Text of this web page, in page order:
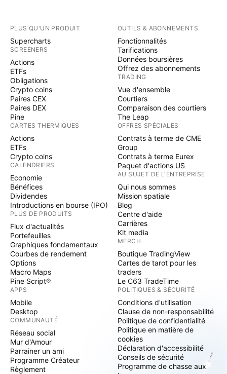
PLUS QU'UN PRODUIT
Supercharts
SCREENERS
Actions
ETFs
Obligations
Crypto coins
Paires CEX
Paires DEX
Pine
CARTES THERMIQUES
Actions
ETFs
Crypto coins
CALENDRIERS
Economie
Bénéfices
Dividendes
Introductions en bourse (IPO)
PLUS DE PRODUITS
Flux d'actualités
Portefeuilles
Graphiques fondamentaux
Courbes de rendement
Options
Macro Maps
Pine Script®
APPS
Mobile
Desktop
COMMUNAUTÉ
Réseau social
Mur d'Amour
Parrainer un ami
Programme Créateur
Règlement
OUTILS & ABONNEMENTS
Fonctionnalités
Tarifications
Données boursières
Offrez des abonnements
TRADING
Vue d'ensemble
Courtiers
Comparaison des courtiers
The Leap
OFFRES SPÉCIALES
Contrats à terme de CME
Group
Contrats à terme Eurex
Paquet d'actions US
AU SUJET DE L'ENTREPRISE
Qui nous sommes
Mission spatiale
Blog
Centre d'aide
Carrières
Kit media
MERCH
Boutique TradingView
Cartes de tarot pour les
traders
Le C63 TradeTime
POLITIQUES & SÉCURITÉ
Conditions d'utilisation
Clause de non-responsabilité
Politique de confidentialité
Politique en matière de
cookies
Déclaration d'accessibilité
Conseils de sécurité
Programme de chasse aux